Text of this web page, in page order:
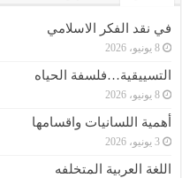
في نقد الفكر الاسلامي
8 يونيو، 2026
التسييقية…فلسفة الحياه
8 يونيو، 2026
أهمية اللسانيات واقسامها
3 يونيو، 2026
اللغة العربية المتخلفه